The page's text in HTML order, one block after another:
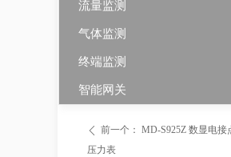
ꄴ 前一个： MD-S925Z 数显电接
压力表
流量监测
气体监测
终端监测
智能网关